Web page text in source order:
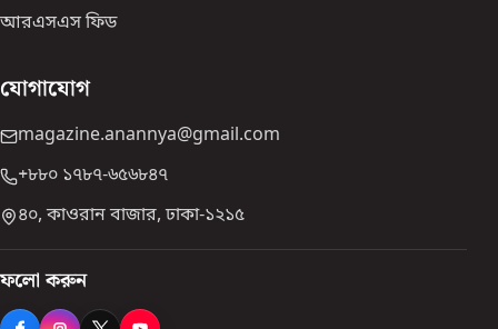
আরএসএস ফিড
যোগাযোগ
magazine.anannya@gmail.com
+৮৮০ ১৭৮৭-৬৫৬৮৪৭
৪০, কাওরান বাজার, ঢাকা-১২১৫
ফলো করুন